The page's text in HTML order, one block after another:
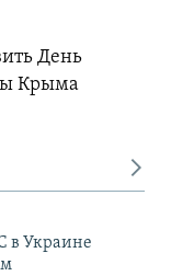
День
Крыма
в Украине